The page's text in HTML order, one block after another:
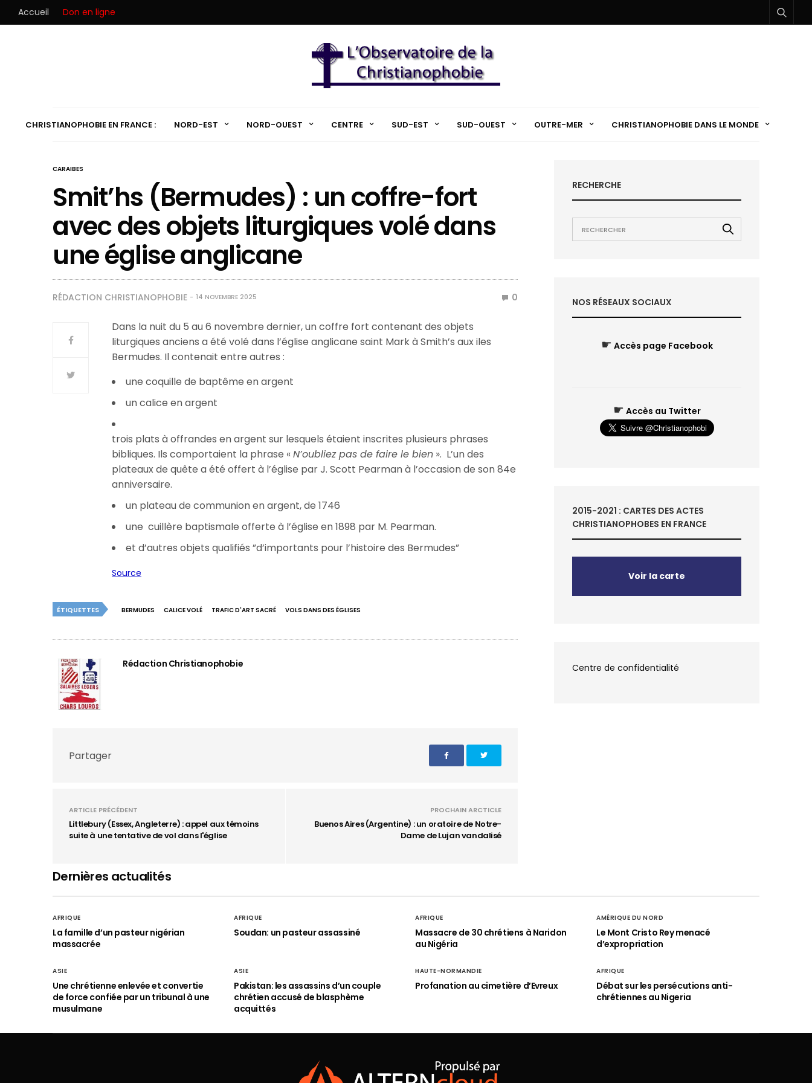
Accueil Don en ligne
CHRISTIANOPHOBIE EN FRANCE : NORD-EST NORD-OUEST CENTRE SUD-EST SUD-OUEST OUTRE-MER CHRISTIANOPHOBIE DANS LE MONDE
CARAIBES
Smit’hs (Bermudes) : un coffre-fort
avec des objets liturgiques volé dans
une église anglicane
RÉDACTION CHRISTIANOPHOBIE 14 NOVEMBRE 2025 0
Dans la nuit du 5 au 6 novembre dernier, un coffre fort contenant des objets
liturgiques anciens a été volé dans l’église anglicane saint Mark à Smith’s aux iles
Bermudes. Il contenait entre autres :
une coquille de baptême en argent
un calice en argent
trois plats à offrandes en argent sur lesquels étaient inscrites plusieurs phrases
bibliques. Ils comportaient la phrase «N’oubliez pas de faire le bien ». L’un des
plateaux de quête a été offert à l’église par J. Scott Pearman à l’occasion de son 84e
anniversaire.
un plateau de communion en argent, de 1746
une cuillère baptismale offerte à l’église en 1898 par M. Pearman.
et d’autres objets qualifiés ”d’importants pour l’histoire des Bermudes”
Source
ÉTIQUETTES BERMUDES CALICE VOLÉ TRAFIC D'ART SACRÉ VOLS DANS DES ÉGLISES
Rédaction Christianophobie
Partager
ARTICLE PRÉCÉDENT
Littlebury (Essex, Angleterre) : appel aux témoins
suite à une tentative de vol dans l'église
PROCHAIN ARCTICLE
Buenos Aires (Argentine) : un oratoire de Notre-
Dame de Lujan vandalisé
RECHERCHE
NOS RÉSEAUX SOCIAUX
☛ Accès page Facebook
☛ Accès au Twitter
2015-2021 : CARTES DES ACTES
CHRISTIANOPHOBES EN FRANCE
Voir la carte
Centre de confidentialité
Dernières actualités
AFRIQUE
La famille d’un pasteur nigérian
massacrée
AFRIQUE
Soudan: un pasteur assassiné
AFRIQUE
Massacre de 30 chrétiens à Naridon
au Nigéria
AMÉRIQUE DU NORD
Le Mont Cristo Rey menacé
d’expropriation
ASIE
Une chrétienne enlevée et convertie
de force confiée par un tribunal à une
musulmane
ASIE
Pakistan: les assassins d’un couple
chrétien accusé de blasphème
acquittés
HAUTE-NORMANDIE
Profanation au cimetière d’Evreux
AFRIQUE
Débat sur les persécutions anti-
chrétiennes au Nigeria